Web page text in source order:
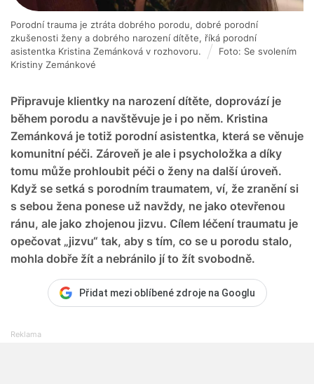
Připravuje klientky na narození dítěte, doprovází je
během porodu a navštěvuje je i po něm. Kristina
Zemánková je totiž porodní asistentka, která se věnuje
komunitní péči. Zároveň je ale i psycholožka a díky
tomu může prohloubit péči o ženy na další úroveň.
Když se setká s porodním traumatem, ví, že zranění si
s sebou žena ponese už navždy, ne jako otevřenou
ránu, ale jako zhojenou jizvu. Cílem léčení traumatu je
opečovat „jizvu“ tak, aby s tím, co se u porodu stalo,
mohla dobře žít a nebránilo jí to žít svobodně.
Porodní trauma je ztráta dobrého porodu, dobré porodní
zkušenosti ženy a dobrého narození dítěte, říká porodní
asistentka Kristina Zemánková v rozhovoru.
Foto: Se svolením
Kristiny Zemánkové
Přidat mezi oblíbené zdroje na Googlu